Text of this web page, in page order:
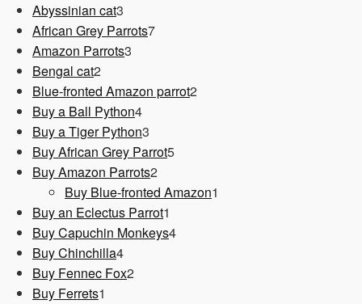
Abyssinian cat3
Produkte
African Grey Parrots77
Amazon Parrots3
Bengal cat22
Produkte
Blue-fronted Amazon parrot22
Buy a Ball Python44
Produkte
Buy a Tiger Python3
Produkte
Buy African Grey Parrot55
Buy Amazon Parrots22
Produkte
Buy Blue-fronted Amazon1
Buy an Eclectus Parrot1
Produkt
Buy Capuchin Monkeys44
Buy Chinchilla44
Produkte
Buy Fennec Fox22
Buy Ferrets1